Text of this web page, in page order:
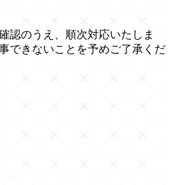
認のうえ、順次対応いたしま
できないことを予めご了承くだ